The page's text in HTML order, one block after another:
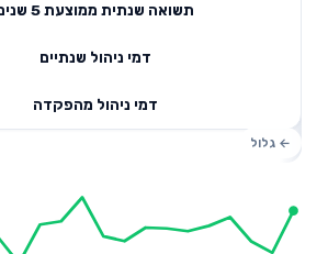
תשואה שנתית ממוצעת 5 שנים
דמי ניהול שנתיים
דמי ניהול מהפקדה